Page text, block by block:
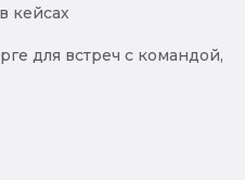
кейсах
для встреч с командой,